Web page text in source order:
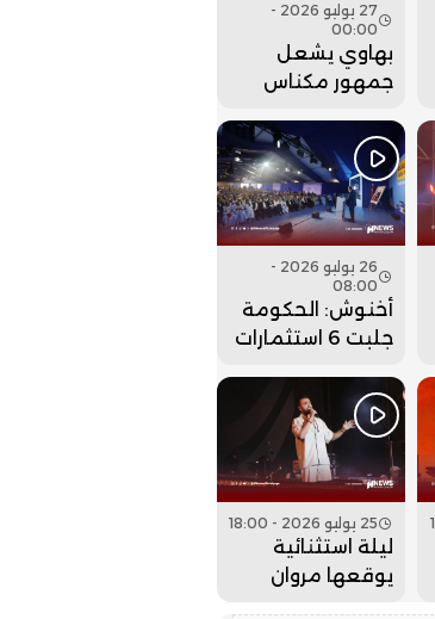
27 يوليو 2026 -
00:00
بهاوي يشعل
جمهور مكناس
عيساوة.. فيديو
26 يوليو 2026 -
08:00
أخنوش: الحكومة
جلبت 6 استثمارات
وادي الذهب
25 يوليو 2026 - 18:00
ليلة استثنائية
يوقعها مروان